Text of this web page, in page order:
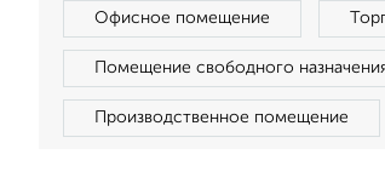
Офисное помещение
Помещение свободного
Производственное помещение